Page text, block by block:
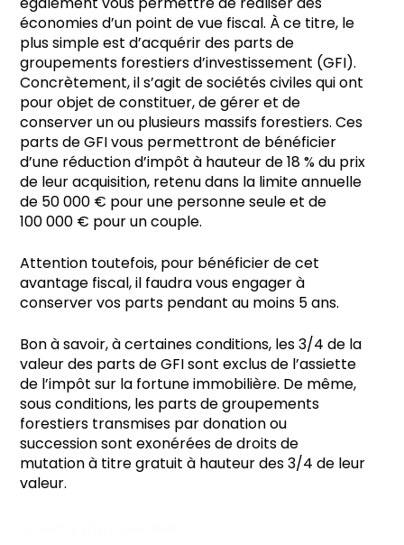
économies d’un point de vue fiscal. À ce titre, le
plus simple est d’acquérir des parts de
groupements forestiers d’investissement (GFI).
Concrètement, il s’agit de sociétés civiles qui ont
pour objet de constituer, de gérer et de
conserver un ou plusieurs massifs forestiers. Ces
parts de GFI vous permettront de bénéficier
d’une réduction d’impôt à hauteur de 18 % du prix
de leur acquisition, retenu dans la limite annuelle
de 50 000 € pour une personne seule et de
100 000 € pour un couple.
Attention toutefois, pour bénéficier de cet
avantage fiscal, il faudra vous engager à
conserver vos parts pendant au moins 5 ans.
Bon à savoir, à certaines conditions, les 3/4 de la
valeur des parts de GFI sont exclus de l’assiette
de l’impôt sur la fortune immobilière. De même,
sous conditions, les parts de groupements
forestiers transmises par donation ou
succession sont exonérées de droits de
mutation à titre gratuit à hauteur des 3/4 de leur
valeur.